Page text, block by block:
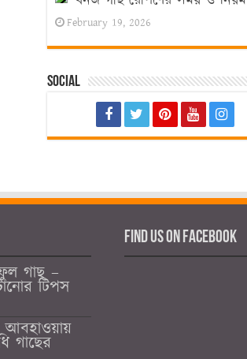
February 19, 2026
Social
ফুল গাছ –
টিপস
আবহাওয়ায়
গাছের
Find us on Facebook